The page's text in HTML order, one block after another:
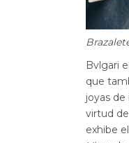
Bvlgari
que
joyas de
virtud
exhibe